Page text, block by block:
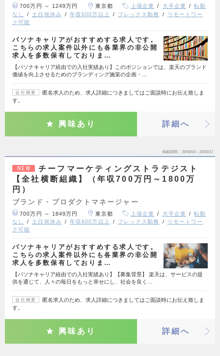
700万円 ～ 1249万円 東京都 上場企業 大手企業
転勤
なし
土日祝休み 年収600万以上 フレックス勤務
リモートワー
ク可能
パソナキャリアがおすすめする求人です。
こちらの求人案件以外にも各業界の非公開
求人を多数保有しておりま…
【パソナキャリア経由での入社実績あり】このポジションでは、楽天のブランド
価値を向上させるためのブランディング施策の企画・…
会社概要
匿名求人のため、求人詳細につきましてはご面談時にお伝え致しま
す。
興味あり 詳細へ
掲載期間 26/08/04～26/08/17
NEW
チーフマーケティングストラテジスト
【全社横断組織】（年収700万円～1800万
円）
ブランド・プロダクトマネージャー
700万円 ～ 1849万円 東京都 上場企業 大手企業
転勤
なし
土日祝休み 年収600万以上 フレックス勤務
リモートワー
ク可能
パソナキャリアがおすすめする求人です。
こちらの求人案件以外にも各業界の非公開
求人を多数保有しておりま…
【パソナキャリア経由での入社実績あり】【募集背景】 楽天は、サービスの提
供を通じて、人々の毎日をもっと幸せにし、社会を良く…
会社概要
匿名求人のため、求人詳細につきましてはご面談時にお伝え致しま
す。
興味あり 詳細へ